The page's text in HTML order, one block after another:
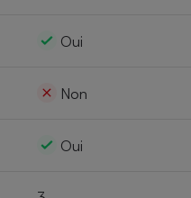
Oui
Non
Oui